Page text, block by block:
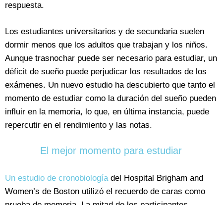
respuesta.
Los estudiantes universitarios y de secundaria suelen
dormir menos que los adultos que trabajan y los niños.
Aunque trasnochar puede ser necesario para estudiar, un
déficit de sueño puede perjudicar los resultados de los
exámenes. Un nuevo estudio ha descubierto que tanto el
momento de estudiar como la duración del sueño pueden
influir en la memoria, lo que, en última instancia, puede
repercutir en el rendimiento y las notas.
El mejor momento para estudiar
Un estudio de cronobiologíadel Hospital Brigham and
Women’s de Boston utilizó el recuerdo de caras como